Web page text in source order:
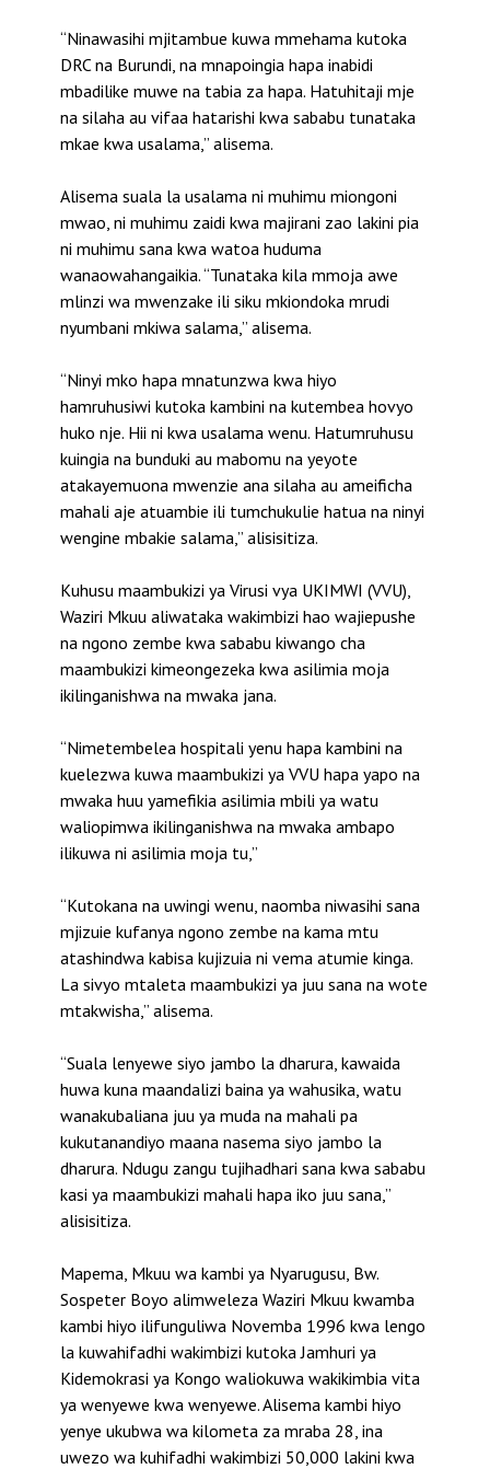
“Ninawasihi mjitambue kuwa mmehama kutoka
DRC na Burundi, na mnapoingia hapa inabidi
mbadilike muwe na tabia za hapa. Hatuhitaji mje
na silaha au vifaa hatarishi kwa sababu tunataka
mkae kwa usalama,” alisema.
Alisema suala la usalama ni muhimu miongoni
mwao, ni muhimu zaidi kwa majirani zao lakini pia
ni muhimu sana kwa watoa huduma
wanaowahangaikia. “Tunataka kila mmoja awe
mlinzi wa mwenzake ili siku mkiondoka mrudi
nyumbani mkiwa salama,” alisema.
“Ninyi mko hapa mnatunzwa kwa hiyo
hamruhusiwi kutoka kambini na kutembea hovyo
huko nje. Hii ni kwa usalama wenu. Hatumruhusu
kuingia na bunduki au mabomu na yeyote
atakayemuona mwenzie ana silaha au ameificha
mahali aje atuambie ili tumchukulie hatua na ninyi
wengine mbakie salama,” alisisitiza.
Kuhusu maambukizi ya Virusi vya UKIMWI (VVU),
Waziri Mkuu aliwataka wakimbizi hao wajiepushe
na ngono zembe kwa sababu kiwango cha
maambukizi kimeongezeka kwa asilimia moja
ikilinganishwa na mwaka jana.
“Nimetembelea hospitali yenu hapa kambini na
kuelezwa kuwa maambukizi ya VVU hapa yapo na
mwaka huu yamefikia asilimia mbili ya watu
waliopimwa ikilinganishwa na mwaka ambapo
ilikuwa ni asilimia moja tu,”
“Kutokana na uwingi wenu, naomba niwasihi sana
mjizuie kufanya ngono zembe na kama mtu
atashindwa kabisa kujizuia ni vema atumie kinga.
La sivyo mtaleta maambukizi ya juu sana na wote
mtakwisha,” alisema.
“Suala lenyewe siyo jambo la dharura, kawaida
huwa kuna maandalizi baina ya wahusika, watu
wanakubaliana juu ya muda na mahali pa
kukutanandiyo maana nasema siyo jambo la
dharura. Ndugu zangu tujihadhari sana kwa sababu
kasi ya maambukizi mahali hapa iko juu sana,”
alisisitiza.
Mapema, Mkuu wa kambi ya Nyarugusu, Bw.
Sospeter Boyo alimweleza Waziri Mkuu kwamba
kambi hiyo ilifunguliwa Novemba 1996 kwa lengo
la kuwahifadhi wakimbizi kutoka Jamhuri ya
Kidemokrasi ya Kongo waliokuwa wakikimbia vita
ya wenyewe kwa wenyewe. Alisema kambi hiyo
yenye ukubwa wa kilometa za mraba 28, ina
uwezo wa kuhifadhi wakimbizi 50,000 lakini kwa